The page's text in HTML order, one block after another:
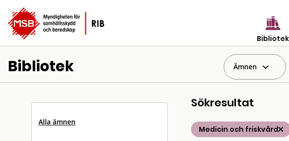
Bibliotek
Bibliotek Ämnen
Alla ämnen
Sökresultat
Medicin och friskvård